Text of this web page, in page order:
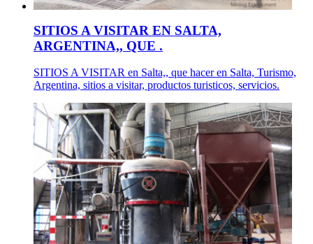
SITIOS A VISITAR EN SALTA,
ARGENTINA,, QUE .
SITIOS A VISITAR en Salta,, que hacer en Salta, Turismo,
Argentina, sitios a visitar, productos turisticos, servicios.